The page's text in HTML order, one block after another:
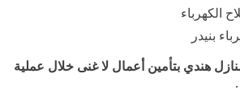
الكهرباء
بنيدر
هندي بتأمين أعمال لا غنى خلال عملية